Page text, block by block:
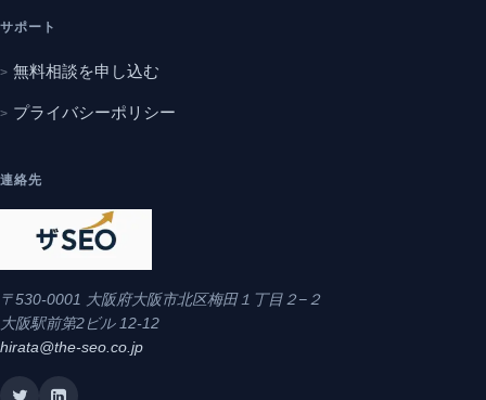
サポート
無料相談を申し込む
プライバシーポリシー
連絡先
〒530-0001 大阪府大阪市北区梅田１丁目２−２
大阪駅前第2ビル 12-12
hirata@the-seo.co.jp